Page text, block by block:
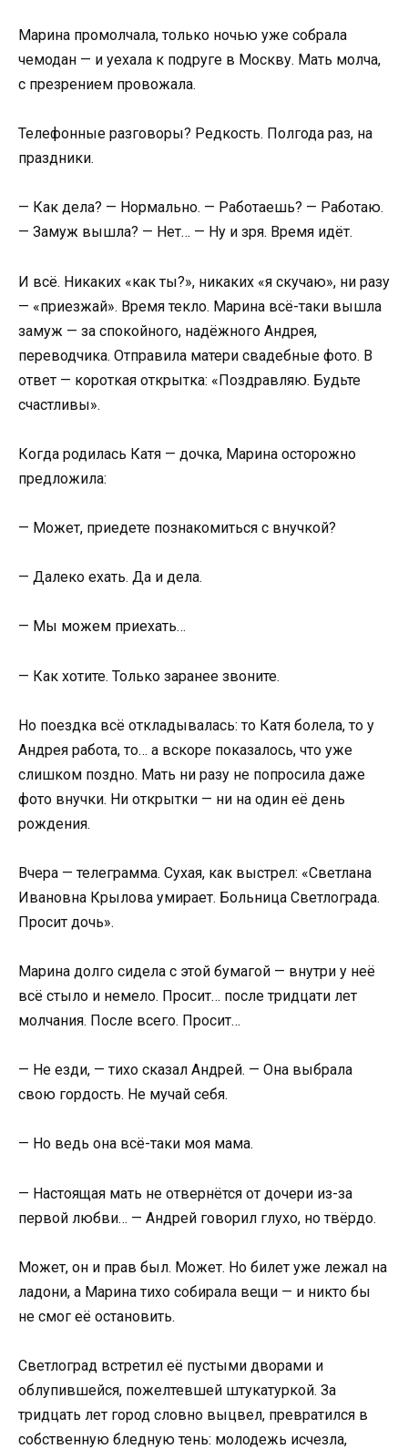
Марина промолчала, только ночью уже собрала
чемодан — и уехала к подруге в Москву. Мать молча,
с презрением провожала.
Телефонные разговоры? Редкость. Полгода раз, на
праздники.
— Как дела? — Нормально. — Работаешь? — Работаю.
— Замуж вышла? — Нет… — Ну и зря. Время идёт.
И всё. Никаких «как ты?», никаких «я скучаю», ни разу
— «приезжай». Время текло. Марина всё-таки вышла
замуж — за спокойного, надёжного Андрея,
переводчика. Отправила матери свадебные фото. В
ответ — короткая открытка: «Поздравляю. Будьте
счастливы».
Когда родилась Катя — дочка, Марина осторожно
предложила:
— Может, приедете познакомиться с внучкой?
— Далеко ехать. Да и дела.
— Мы можем приехать…
— Как хотите. Только заранее звоните.
Но поездка всё откладывалась: то Катя болела, то у
Андрея работа, то… а вскоре показалось, что уже
слишком поздно. Мать ни разу не попросила даже
фото внучки. Ни открытки — ни на один её день
рождения.
Вчера — телеграмма. Сухая, как выстрел: «Светлана
Ивановна Крылова умирает. Больница Светлограда.
Просит дочь».
Марина долго сидела с этой бумагой — внутри у неё
всё стыло и немело. Просит… после тридцати лет
молчания. После всего. Просит…
— Не езди, — тихо сказал Андрей. — Она выбрала
свою гордость. Не мучай себя.
— Но ведь она всё-таки моя мама.
— Настоящая мать не отвернётся от дочери из-за
первой любви… — Андрей говорил глухо, но твёрдо.
Может, он и прав был. Может. Но билет уже лежал на
ладони, а Марина тихо собирала вещи — и никто бы
не смог её остановить.
Светлоград встретил её пустыми дворами и
облупившейся, пожелтевшей штукатуркой. За
тридцать лет город словно выцвел, превратился в
собственную бледную тень: молодежь исчезла,